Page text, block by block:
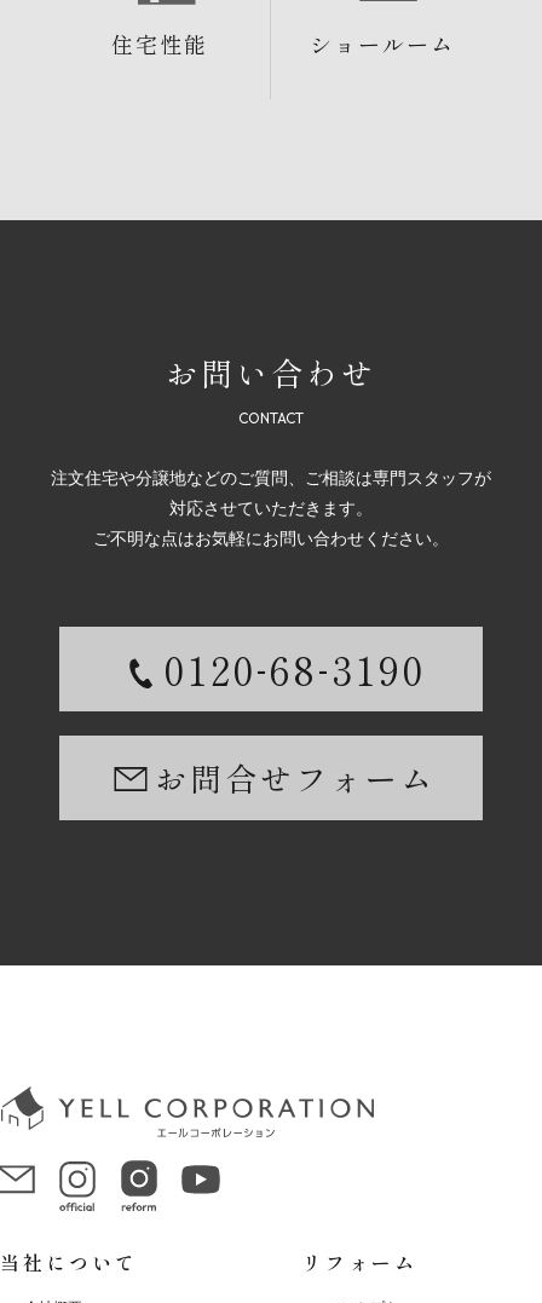
住宅性能 ショールーム
お問い合わせ
注文住宅や分譲地などのご質問、ご相談は専門スタッフが
対応させていただきます。
ご不明な点はお気軽にお問い合わせください。
0120-68-3190
お問合せフォーム
当社について リフォーム